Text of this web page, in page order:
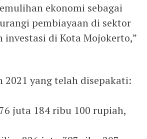
ekonomi sebagai
pembiayaan di sektor
di Kota Mojokerto,”
yang telah disepakati:
juta 184 ribu 100 rupiah,